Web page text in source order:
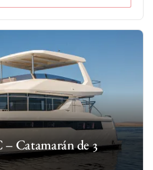
Catamarán de 3